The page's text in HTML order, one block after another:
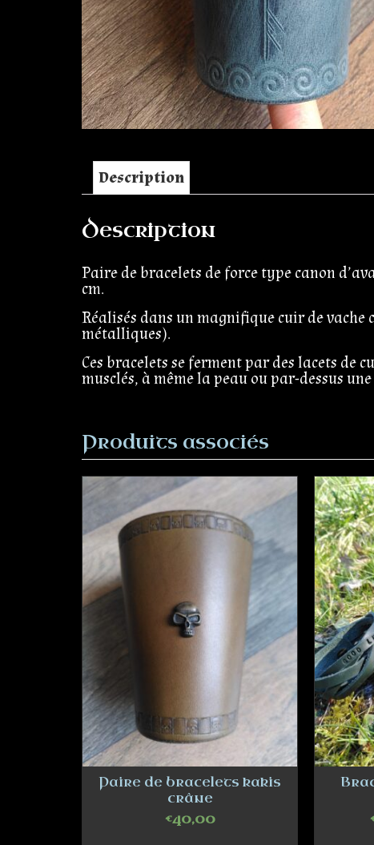
Description
Description
Paire de bracelets de force type canon
cm.
Réalisés dans un magnifique cuir de
métalliques).
Ces bracelets se ferment par des lacets
musclés, à même la peau ou par-dessus
Produits associés
Paire de bracelets kakis
crâne
€40,00